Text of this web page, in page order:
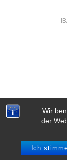
Wir
der
Ich
©
Built